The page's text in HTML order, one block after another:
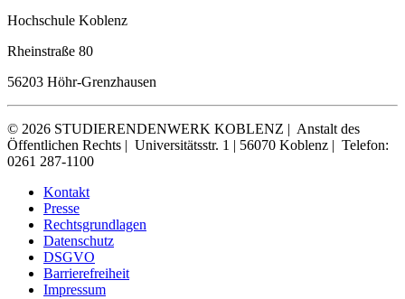
Hochschule Koblenz
Rheinstraße 80
56203 Höhr-Grenzhausen
© 2026 STUDIERENDENWERK KOBLENZ | Anstalt des
Öffentlichen Rechts | Universitätsstr. 1 | 56070 Koblenz | Telefon:
0261 287-1100
Kontakt
Presse
Rechtsgrundlagen
Datenschutz
DSGVO
Barrierefreiheit
Impressum